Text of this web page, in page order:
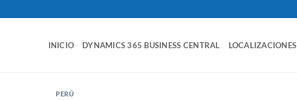
INICIO DYNAMICS 365 BUSINESS CENTRAL LOCALIZACIONES
PERÚ